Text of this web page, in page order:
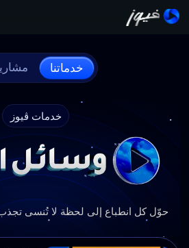
خدماتنا
خدمات ڤيوز
حوّل كل انطباع إلى لحظة لا تُنسى